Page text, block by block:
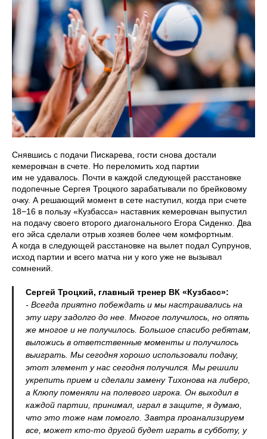
Снявшись с подачи Пискарева, гости снова достали
кемеровчан в счете. Но переломить ход партии
им не удавалось. Почти в каждой следующей расстановке
подопечные Сергея Троцкого зарабатывали по брейковому
очку. А решающий момент в сете наступил, когда при счете
18−16 в пользу «Кузбасса» наставник кемеровчан выпустил
на подачу своего второго диагонального Егора Сиденко. Два
его эйса сделали отрыв хозяев более чем комфортным.
А когда в следующей расстановке на вылет подал Супрунов,
исход партии и всего матча ни у кого уже не вызывал
сомнений.
Сергей Троцкий, главный тренер ВК «Кузбасс»:
- Всегда приятно побеждать и мы настраивались на
эту игру задолго до нее. Многое получилось, но опять
же многое и не получилось. Большое спасибо ребятам,
выложись в ответственные моменты и получилось
выиграть. Мы сегодня хорошо использовали подачу,
этот элемент у нас сегодня получился. Мы решили
укрепить прием и сделали замену Тихонова на либеро,
а Клюпу поменяли на полевого игрока. Он выходил в
каждой партии, принимал, играл в защите, я думаю,
что это тоже нам помогло. Завтра проанализируем
все, может кто-то другой будет играть в субботу, у